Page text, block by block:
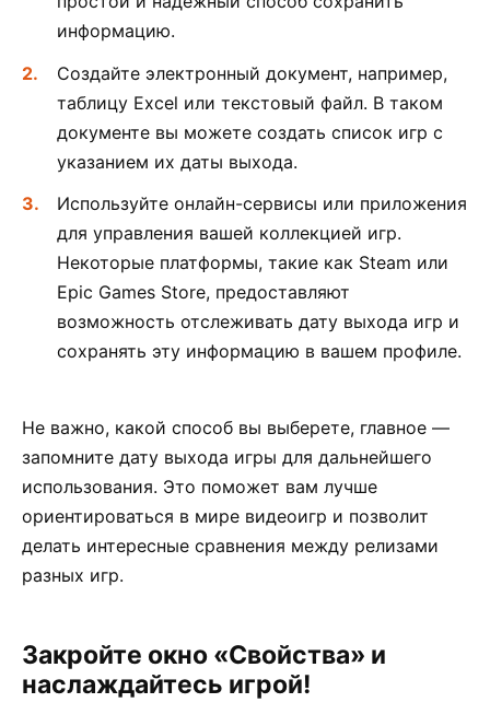
информацию.
Создайте электронный документ, например,
таблицу Excel или текстовый файл. В таком
документе вы можете создать список игр с
указанием их даты выхода.
Используйте онлайн-сервисы или приложения
для управления вашей коллекцией игр.
Некоторые платформы, такие как Steam или
Epic Games Store, предоставляют
возможность отслеживать дату выхода игр и
сохранять эту информацию в вашем профиле.
Не важно, какой способ вы выберете, главное —
запомните дату выхода игры для дальнейшего
использования. Это поможет вам лучше
ориентироваться в мире видеоигр и позволит
делать интересные сравнения между релизами
разных игр.
Закройте окно «Свойства» и
наслаждайтесь игрой!